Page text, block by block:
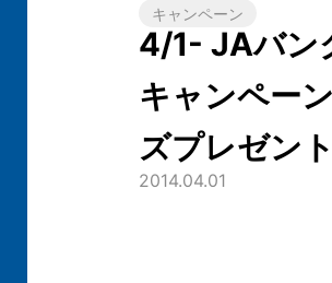
キャンペーン
4/1- JAバン
キャンペー
ズプレゼント
2014.04.01